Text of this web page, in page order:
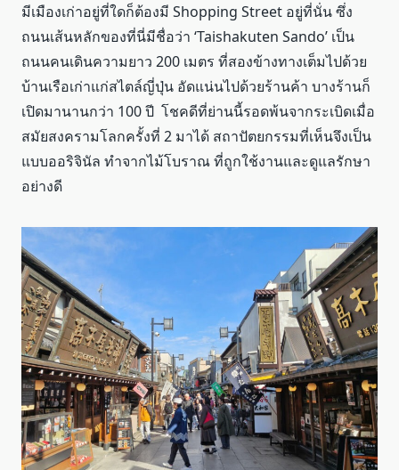
มีเมืองเก่าอยู่ที่ใดก็ต้องมี Shopping Street อยู่ที่นั่น ซึ่ง
ถนนเส้นหลักของที่นี่มีชื่อว่า ‘Taishakuten Sando’ เป็น
ถนนคนเดินความยาว 200 เมตร ที่สองข้างทางเต็มไปด้วย
บ้านเรือเก่าแก่สไตล์ญี่ปุ่น อัดแน่นไปด้วยร้านค้า บางร้านก็
เปิดมานานกว่า 100 ปี โชคดีที่ย่านนี้รอดพ้นจากระเบิดเมื่อ
สมัยสงครามโลกครั้งที่ 2 มาได้ สถาปัตยกรรมที่เห็นจึงเป็น
แบบออริจินัล ทำจากไม้โบราณ ที่ถูกใช้งานและดูแลรักษา
อย่างดี